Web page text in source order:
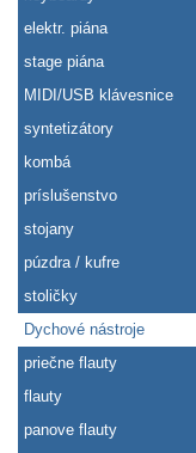
elektr. piána
stage piána
MIDI/USB klávesnice
syntetizátory
kombá
príslušenstvo
stojany
púzdra / kufre
stoličky
Dychové nástroje
priečne flauty
flauty
panove flauty